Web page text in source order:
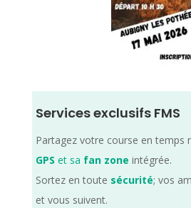
Services exclusifs FMS
Partagez votre course en temps
GPS et sa fan zone intégrée.
Sortez en toute sécurité; vos
et vous suivent.